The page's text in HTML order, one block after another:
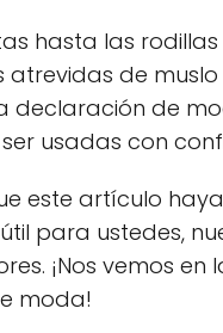
hasta las
atrevidas de
declaración de
usadas con
este artículo
para ustedes,
¡Nos vemos en
moda!